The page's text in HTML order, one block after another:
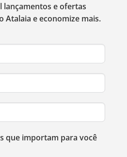
lançamentos e ofertas
Atalaia e economize mais.
que importam para você